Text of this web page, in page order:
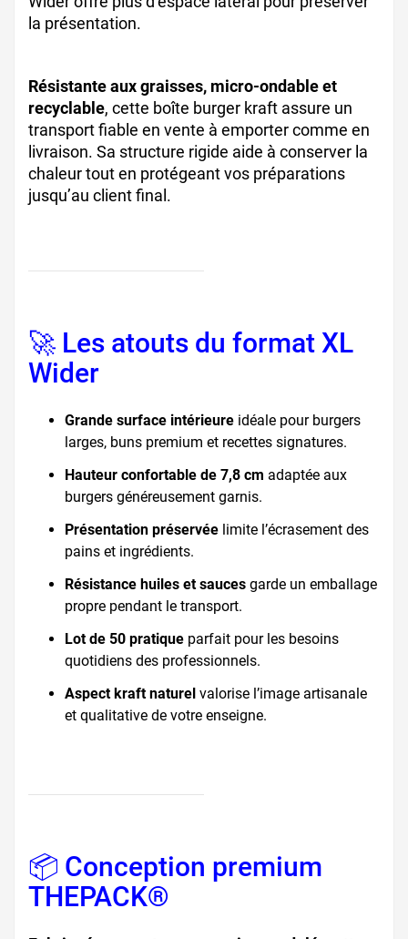
la présentation.
Résistante aux graisses, micro-ondable et
recyclable, cette boîte burger kraft assure un
transport fiable en vente à emporter comme en
livraison. Sa structure rigide aide à conserver la
chaleur tout en protégeant vos préparations
jusqu’au client final.
🚀 Les atouts du format XL
Wider
Grande surface intérieure idéale pour burgers
larges, buns premium et recettes signatures.
Hauteur confortable de 7,8 cm adaptée aux
burgers généreusement garnis.
Présentation préservée limite l’écrasement des
pains et ingrédients.
Résistance huiles et sauces garde un emballage
propre pendant le transport.
Lot de 50 pratique parfait pour les besoins
quotidiens des professionnels.
Aspect kraft naturel valorise l’image artisanale
et qualitative de votre enseigne.
📦 Conception premium
THEPACK®